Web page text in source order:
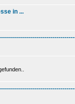
in ...